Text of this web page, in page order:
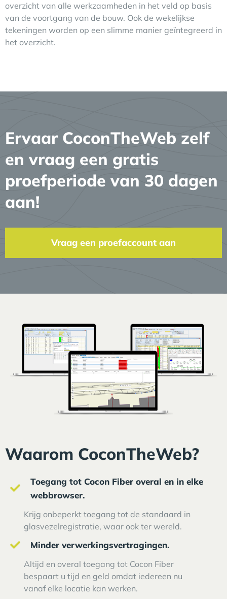
overzicht van alle werkzaamheden in het veld op basis
van de voortgang van de bouw. Ook de wekelijkse
tekeningen worden op een slimme manier geïntegreerd in
het overzicht.
Ervaar CoconTheWeb zelf
en vraag een gratis
proefperiode van 30 dagen
aan!
Vraag een proefaccount aan
Waarom CoconTheWeb?
Toegang tot Cocon Fiber overal en in elke
webbrowser.
Krijg onbeperkt toegang tot de standaard in
glasvezelregistratie, waar ook ter wereld.
Minder verwerkingsvertragingen.
Altijd en overal toegang tot Cocon Fiber
bespaart u tijd en geld omdat iedereen nu
vanaf elke locatie kan werken.